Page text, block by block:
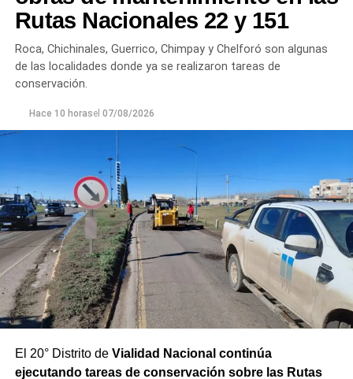
Rutas Nacionales 22 y 151
Roca, Chichinales, Guerrico, Chimpay y Chelforó son algunas
de las localidades donde ya se realizaron tareas de
conservación.
Hace 10 horasel 07/08/2026
El 20° Distrito de Vialidad Nacional continúa
ejecutando tareas de conservación sobre las Rutas